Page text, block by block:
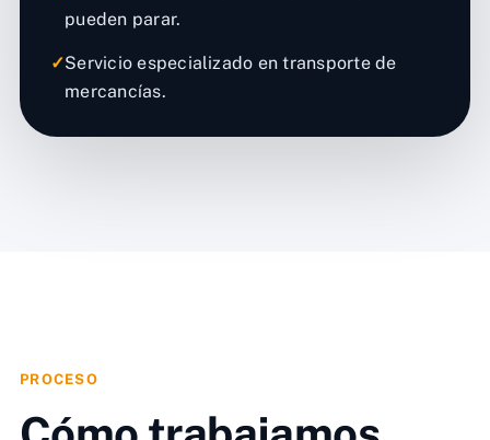
pueden parar.
✓Servicio especializado en transporte de
mercancías.
PROCESO